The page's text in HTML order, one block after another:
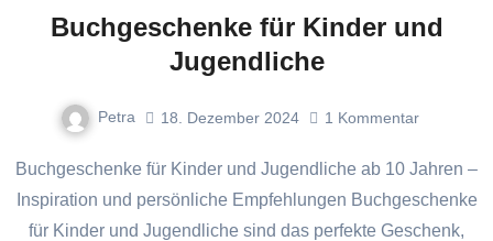
Buchgeschenke für Kinder und
Jugendliche
Petra 18. Dezember 2024 1 Kommentar
Buchgeschenke für Kinder und Jugendliche ab 10 Jahren –
Inspiration und persönliche Empfehlungen Buchgeschenke
für Kinder und Jugendliche sind das perfekte Geschenk,